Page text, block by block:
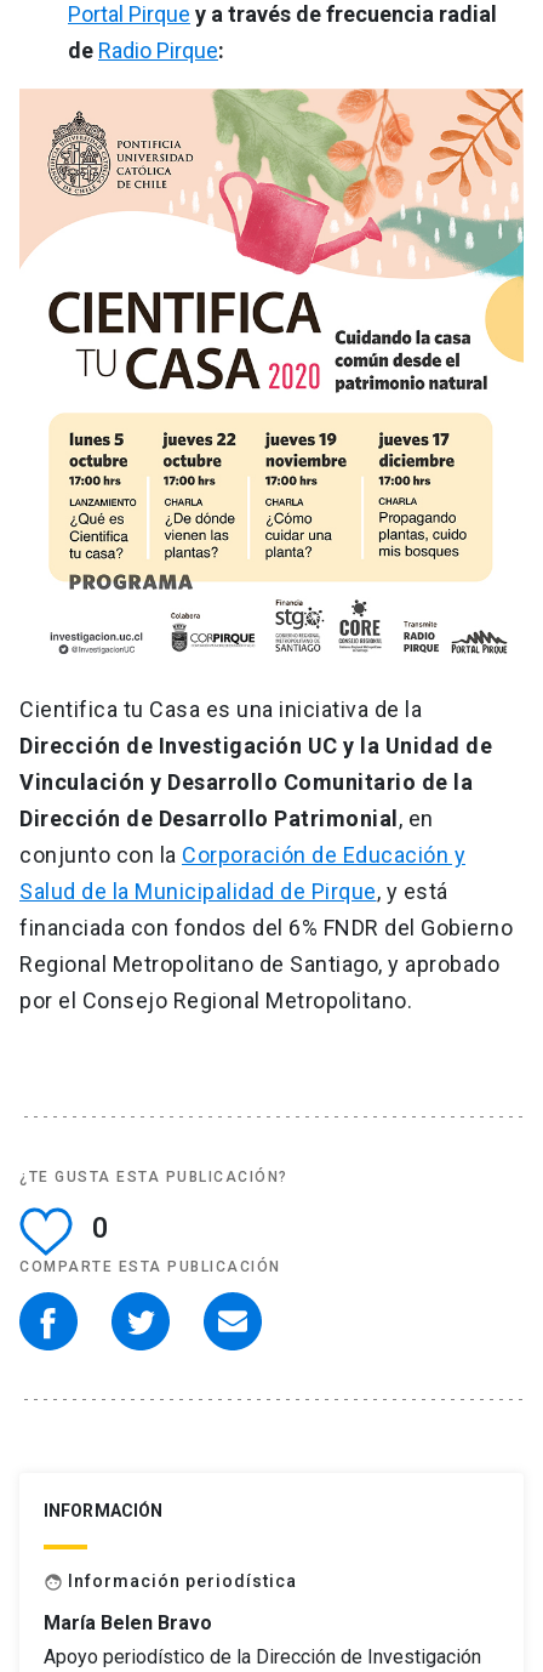
Portal Pirque y a través de frecuencia radial
de Radio Pirque:
Cientifica tu Casa es una iniciativa de la
Dirección de Investigación UC y la Unidad de
Vinculación y Desarrollo Comunitario de la
Dirección de Desarrollo Patrimonial , en
conjunto con la Corporación de Educación y
Salud de la Municipalidad de Pirque, y está
financiada con fondos del 6% FNDR del Gobierno
Regional Metropolitano de Santiago, y aprobado
por el Consejo Regional Metropolitano.
¿TE GUSTA ESTA PUBLICACIÓN?
0
COMPARTE ESTA PUBLICACIÓN
INFORMACIÓN
face Información periodística
María Belen Bravo
Apoyo periodístico de la Dirección de Investigación